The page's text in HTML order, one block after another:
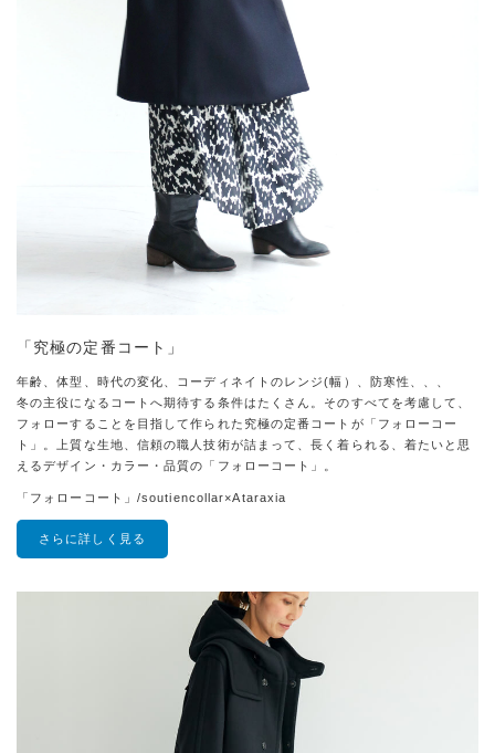
「究極の定番コート」
年齢、体型、時代の変化、コーディネイトのレンジ(幅）、防寒性、、、
冬の主役になるコートへ期待する条件はたくさん。そのすべてを考慮して、
フォローすることを目指して作られた究極の定番コートが「フォローコー
ト」。上質な生地、信頼の職人技術が詰まって、長く着られる、着たいと思
えるデザイン・カラー・品質の「フォローコート」。
「フォローコート」/soutiencollar×Ataraxia
さらに詳しく見る